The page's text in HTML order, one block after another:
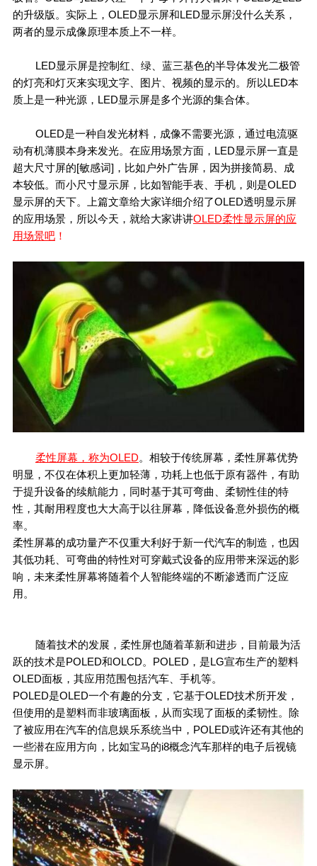
的升级版。实际上，OLED显示屏和LED显示屏没什么关系，
两者的显示成像原理本质上不一样。
LED显示屏是控制红、绿、蓝三基色的半导体发光二极管
的灯亮和灯灭来实现文字、图片、视频的显示的。所以LED本
质上是一种光源，LED显示屏是多个光源的集合体。
OLED是一种自发光材料，成像不需要光源，通过电流驱
动有机薄膜本身来发光。在应用场景方面，LED显示屏一直是
超大尺寸屏的[敏感词]，比如户外广告屏，因为拼接简易、成
本较低。而小尺寸显示屏，比如智能手表、手机，则是OLED
显示屏的天下。上篇文章给大家详细介绍了OLED透明显示屏
的应用场景，所以今天，就给大家讲讲OLED柔性显示屏的应
用场景吧！
柔性屏幕，称为OLED。相较于传统屏幕，柔性屏幕优势
明显，不仅在体积上更加轻薄，功耗上也低于原有器件，有助
于提升设备的续航能力，同时基于其可弯曲、柔韧性佳的特
性，其耐用程度也大大高于以往屏幕，降低设备意外损伤的概
率。
柔性屏幕的成功量产不仅重大利好于新一代汽车的制造，也因
其低功耗、可弯曲的特性对可穿戴式设备的应用带来深远的影
响，未来柔性屏幕将随着个人智能终端的不断渗透而广泛应
用。
随着技术的发展，柔性屏也随着革新和进步，目前最为活
跃的技术是POLED和OLCD。POLED，是LG宣布生产的塑料
OLED面板，其应用范围包括汽车、手机等。
POLED是OLED一个有趣的分支，它基于OLED技术所开发，
但使用的是塑料而非玻璃面板，从而实现了面板的柔韧性。除
了被应用在汽车的信息娱乐系统当中，POLED或许还有其他的
一些潜在应用方向，比如宝马的i8概念汽车那样的电子后视镜
显示屏。